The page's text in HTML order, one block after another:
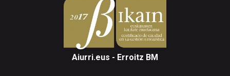
Aiurri.eus - Erroitz BM